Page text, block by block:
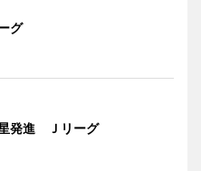
グ
発進 Ｊリーグ